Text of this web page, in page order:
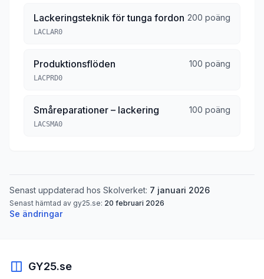
Lackeringsteknik för tunga fordon 200 poäng
LACLAR0
Produktionsflöden 100 poäng
LACPRD0
Småreparationer – lackering 100 poäng
LACSMA0
Senast uppdaterad hos Skolverket: 7 januari 2026
Senast hämtad av gy25.se: 20 februari 2026
Se ändringar
GY25.se